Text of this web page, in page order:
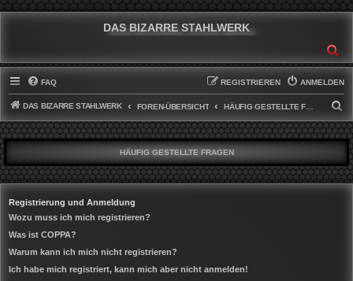
DAS BIZARRE STAHLWERK
FAQ ANMELDEN
REGISTRIEREN
DAS BIZARRE STAHLWERK FOREN-ÜBERSICHT HÄUFIG GESTELLTE FRAGEN
U
C
H
E
HÄUFIG GESTELLTE FRAGEN
Registrierung und Anmeldung
Wozu muss ich mich registrieren?
Was ist COPPA?
Warum kann ich mich nicht registrieren?
Ich habe mich registriert, kann mich aber nicht anmelden!